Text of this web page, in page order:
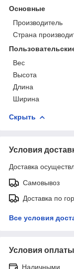
Основные
Производитель
Страна
Вес
Высота
Длина
Ширина
Скрыть
Условия
Доставка
Самовывоз
Доставка по
Все условия
Условия оплаты
Наличными